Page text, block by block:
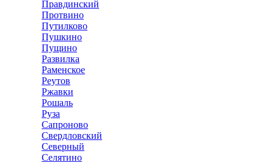
Правдинский
Протвино
Путилково
Пушкино
Пущино
Развилка
Раменское
Реутов
Ржавки
Рошаль
Руза
Сапроново
Свердловский
Северный
Селятино